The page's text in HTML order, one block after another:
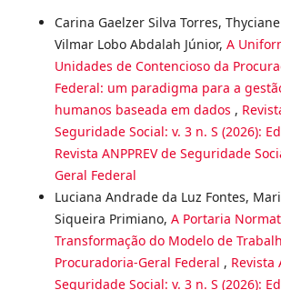
Carina Gaelzer Silva Torres,
Vilmar Lobo Abdalah Júnior, A
Unidades de Contencioso da
Federal: um paradigma para a
humanos baseada em dados ,
Seguridade Social: v. 3 n. S (2026):
Revista ANPPREV de Seguridade
Geral Federal
Luciana Andrade da Luz Fontes,
Siqueira Primiano, A Portaria
Transformação do Modelo de
Procuradoria-Geral Federal , Revista
Seguridade Social: v. 3 n. S (2026):